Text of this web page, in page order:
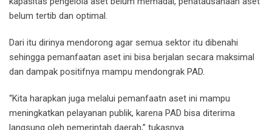
belum tertib dan optimal.
Dari itu dirinya mendorong agar semua sektor itu dibenahi
sehingga pemanfaatan aset ini bisa berjalan secara maksimal
dan dampak positifnya mampu mendongrak PAD.
“Kita harapkan juga melalui pemanfaatn aset ini mampu
meningkatkan pelayanan publik, karena PAD bisa diterima
langsung oleh pemerintah daerah,” tukasnya.